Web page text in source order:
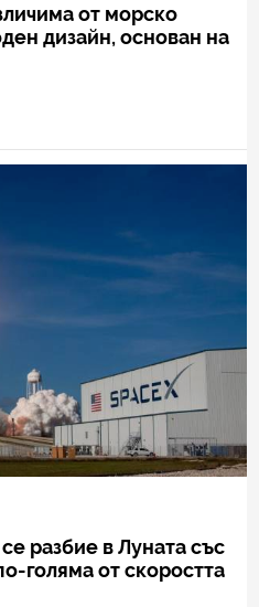
от морско
дизайн, основан на
разбие в Луната със
голяма от скоростта